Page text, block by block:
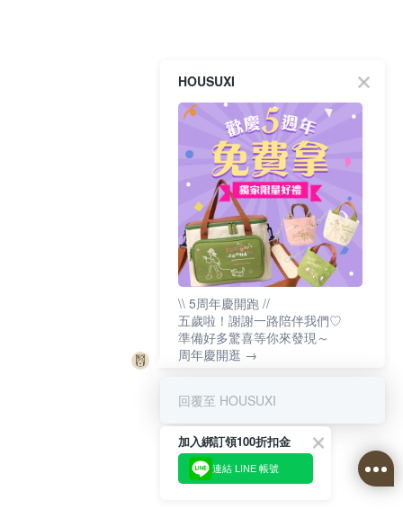
HOUSUXI
\\ 5周年慶開跑 //
五歲啦！謝謝一路陪伴我們♡
準備好多驚喜等你來發現～
周年慶開逛 →
回覆至 HOUSUXI
加入綁訂領100折扣金
連結 LINE 帳號